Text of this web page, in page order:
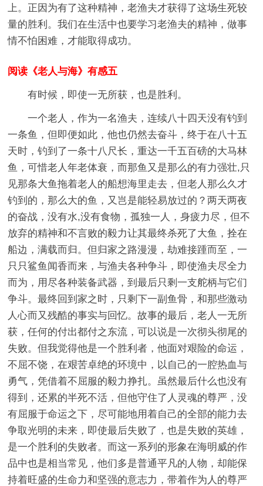
上。正因为有了这种精神，老渔夫才获得了这场生死较
量的胜利。我们在生活中也要学习老渔夫的精神，做事
情不怕困难，才能取得成功。
阅读《老人与海》有感五
有时候，即使一无所获，也是胜利。
一个老人，作为一名渔夫，连续八十四天没有钓到
一条鱼，但即便如此，他也仍然去奋斗，终于在八十五
天时，钓到了一条十八尺长，重达一千五百磅的大马林
鱼，可惜老人年老体衰，而那鱼又是那么的有力强壮,只
见那条大鱼拖着老人的船想海里走去，但老人那么久才
钓到的，那么大的鱼，又岂是能轻易放过的？两天两夜
的奋战，没有水,没有食物，孤独一人，身疲力尽，但不
放弃的精神和不言败的毅力让其最终杀死了大鱼，拴在
船边，满载而归。但归家之路漫漫，劫难接踵而至，一
只只鲨鱼闻香而来，与渔夫各种争斗，即使渔夫尽全力
而为，用尽各种装备武器，到最后只剩一支舵柄与它们
争斗。最终回到家之时，只剩下一副鱼骨，和那些激动
人心而又残酷的事实与回忆。故事的最后，老人一无所
获，任何的付出都付之东流，可以说是一次彻头彻尾的
失败。但我觉得他是一个胜利者，他面对艰险的命运，
不屈不饶，在艰苦卓绝的环境中，以自己的一腔热血与
勇气，凭借着不屈服的毅力挣扎。虽然最后什么也没有
得到，还累的半死不活，但他守住了人灵魂的尊严，没
有屈服于命运之下，尽可能地用着自己的全部的能力去
争取光明的未来，即使最后失败了，也是失败的英雄，
是一个胜利的失败者。而这一系列的形象在海明威的作
品中也是相当常见，他们多是普通平凡的人物，却能保
持着旺盛的生命力和坚强的意志力，带着作为人的尊严